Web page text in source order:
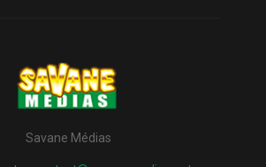
Savane Médias